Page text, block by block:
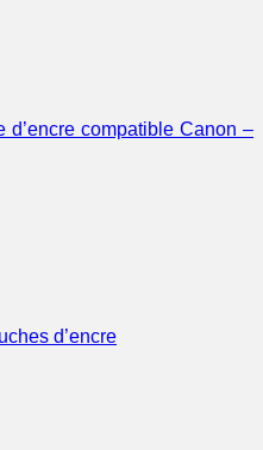
compatible Canon –
d’encre